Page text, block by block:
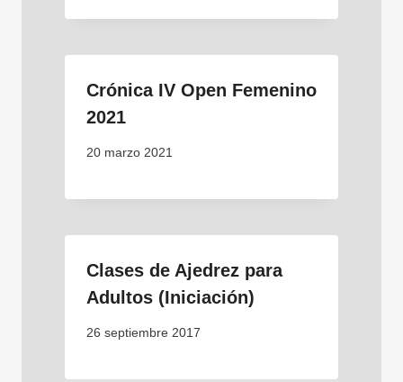
Crónica IV Open Femenino
2021
20 marzo 2021
Clases de Ajedrez para
Adultos (Iniciación)
26 septiembre 2017